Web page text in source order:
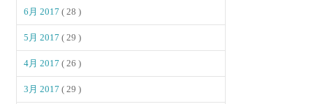
6月 2017( 28 )
5月 2017( 29 )
4月 2017( 26 )
3月 2017( 29 )